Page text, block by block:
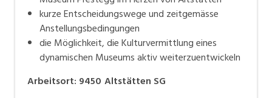
kurze Entscheidungswege und zeitgemässe
Anstellungsbedingungen
die Möglichkeit, die Kulturvermittlung eines
dynamischen Museums aktiv weiterzuentwickeln
Arbeitsort: 9450 Altstätten SG